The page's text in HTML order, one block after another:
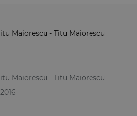
Maiorescu - Titu Maiorescu
Maiorescu - Titu Maiorescu